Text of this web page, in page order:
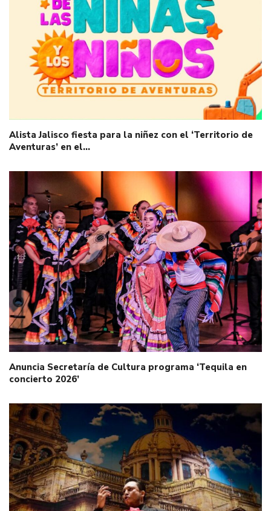
Alista Jalisco fiesta para la niñez con el ‘Territorio de
Aventuras’ en el…
Anuncia Secretaría de Cultura programa ‘Tequila en
concierto 2026’